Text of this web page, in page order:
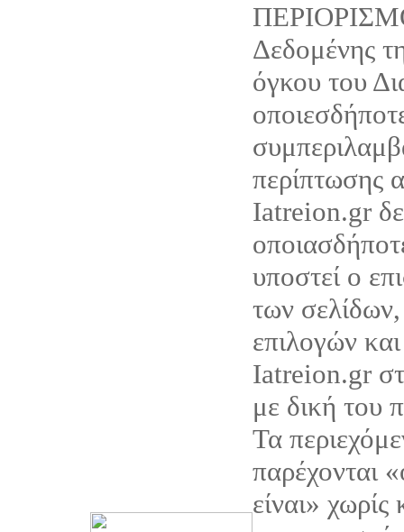
Δεδομένης
όγκου του
περίπτωσης
Iatreion.gr
υποστεί ο
των
επιλογών
Iatreion.gr
με δική του
Τα
παρέχονται
είναι»